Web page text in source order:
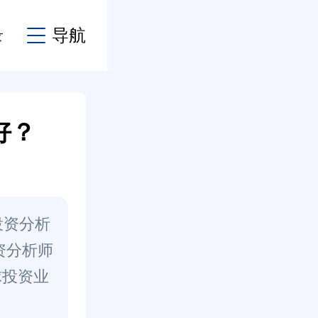
导航
？
分析
分析师
资业